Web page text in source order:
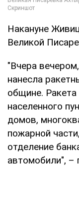
Накануне
Великой
"Вчера
нанесла
общине.
населенного
домов,
пожарной
отделение
автомобили", –